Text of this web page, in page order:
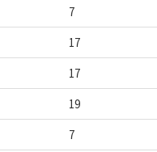
7
17
17
19
7